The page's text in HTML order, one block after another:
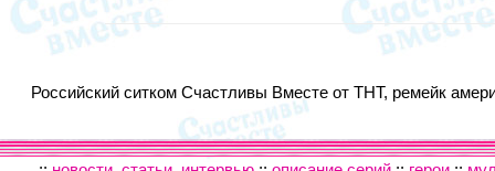
Российский ситком Счастливы Вместе от ТНТ, ремейк